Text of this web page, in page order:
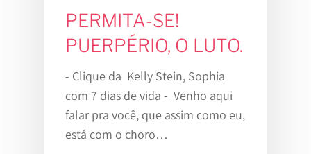
PERMITA-SE!
PUERPÉRIO, O LUTO.
- Clique da Kelly Stein, Sophia
com 7 dias de vida - Venho aqui
falar pra você, que assim como eu,
está com o choro…